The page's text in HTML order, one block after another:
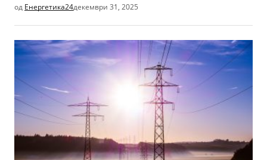
од Енергетика24декември 31, 2025